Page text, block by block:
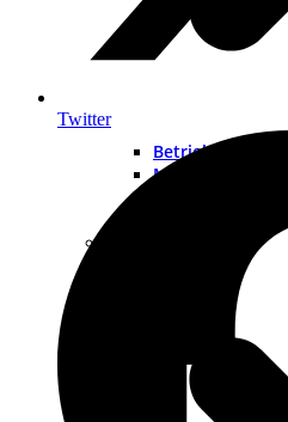
Muster-
Die
ATEX –
Twitter